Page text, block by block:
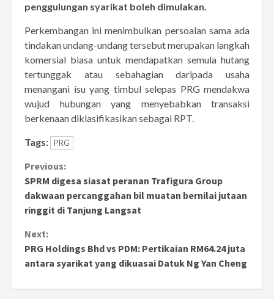
penggulungan syarikat boleh dimulakan.
Perkembangan ini menimbulkan persoalan sama ada
tindakan undang-undang tersebut merupakan langkah
komersial biasa untuk mendapatkan semula hutang
tertunggak atau sebahagian daripada usaha
menangani isu yang timbul selepas PRG mendakwa
wujud hubungan yang menyebabkan transaksi
berkenaan diklasifikasikan sebagai RPT.
Tags: PRG
Continue
Reading
Previous:
SPRM digesa siasat peranan Trafigura Group
dakwaan percanggahan bil muatan bernilai jutaan
ringgit di Tanjung Langsat
Next:
PRG Holdings Bhd vs PDM: Pertikaian RM64.24 juta
antara syarikat yang dikuasai Datuk Ng Yan Cheng